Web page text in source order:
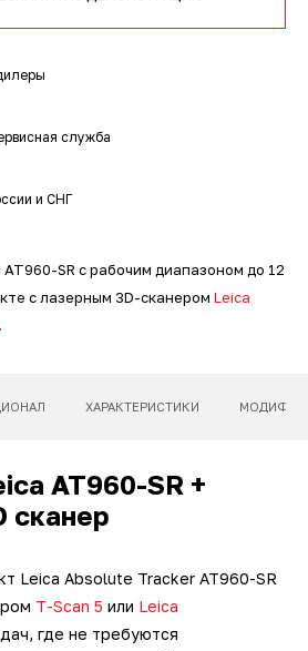
служба
и СНГ
SR с рабочим диапазоном до 12
с лазерным 3D-сканером Leica
.
ХАРАКТЕРИСТИКИ
AT960-SR +
сканер
Leica Absolute Tracker AT960-SR
T-Scan 5 или Leica
где не требуются
для измерительных